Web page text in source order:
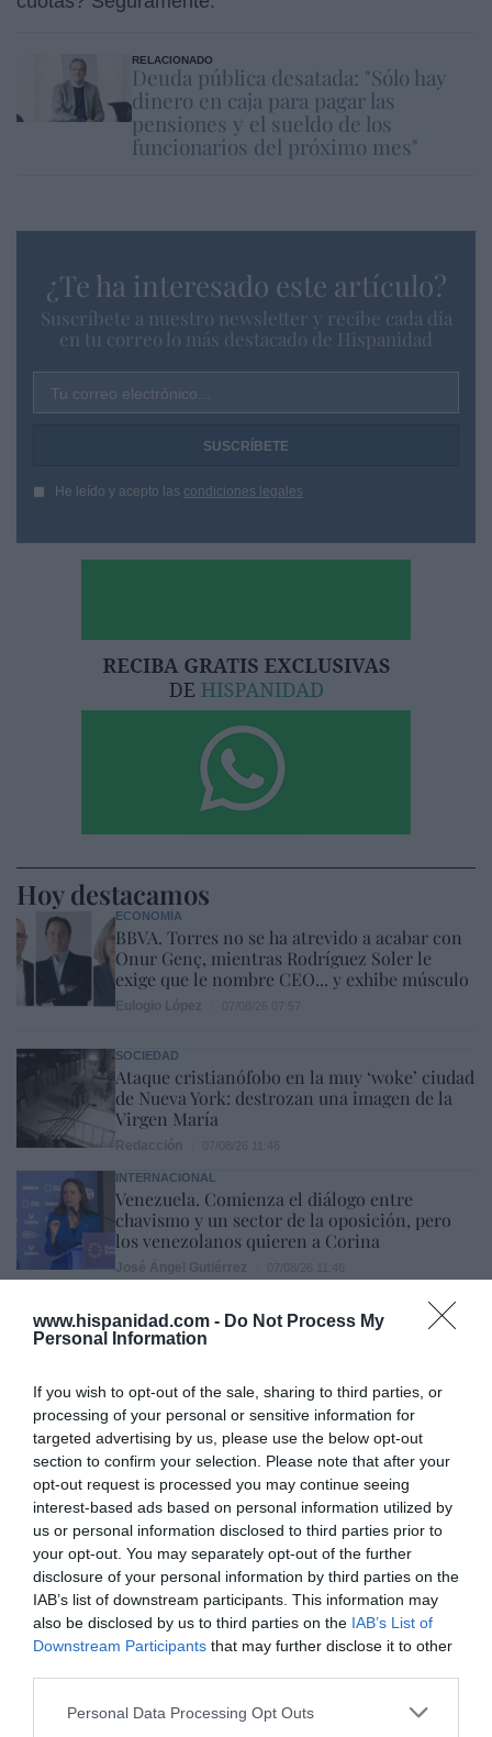
www.hispanidad.com - Do Not Process My
Personal Information
If you wish to opt-out of the sale, sharing to third parties, or
processing of your personal or sensitive information for
targeted advertising by us, please use the below opt-out
section to confirm your selection. Please note that after your
opt-out request is processed you may continue seeing
interest-based ads based on personal information utilized by
us or personal information disclosed to third parties prior to
your opt-out. You may separately opt-out of the further
disclosure of your personal information by third parties on the
IAB’s list of downstream participants. This information may
also be disclosed by us to third parties on the IAB’s List of
Downstream Participants that may further disclose it to other
Personal Data Processing Opt Outs
RELACIONADO
Deuda pública desatada: "Sólo hay
dinero en caja para pagar las
pensiones y el sueldo de los
funcionarios del próximo mes"
¿Te ha interesado este artículo?
Suscríbete a nuestro newsletter y recibe cada dia
en tu correo lo más destacado de Hispanidad
Tu correo electrónico...
He leído y acepto las condiciones legales
Hoy destacamos
ECONOMÍA
BBVA. Torres no se ha atrevido a acabar con
Onur Genç, mientras Rodríguez Soler le
exige que le nombre CEO... y exhibe músculo
SOCIEDAD
Ataque cristianófobo en la muy ‘woke’ ciudad
de Nueva York: destrozan una imagen de la
Virgen María
INTERNACIONAL
Venezuela. Comienza el diálogo entre
chavismo y un sector de la oposición, pero
los venezolanos quieren a Corina
OPINIÓN
Isabel Pantoja pierde dos pleitos con
Eulogio López 07/08/26 09:35
OPINIÓN
Centenario de la guerra cristera: ¡Viva Cristo
Rey!
José Vicente Martínez 07/08/26 08:41
Marcelo Gullo: “El trabajo de desmitificar la
historia, de poner la verdadera, de
desmontar la falsificación, es un trabajo
cristiano"
por Hispanidad